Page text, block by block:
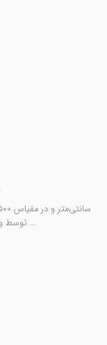
توسط واحد کارتوگرافی و جغرافیایی انتشارات …